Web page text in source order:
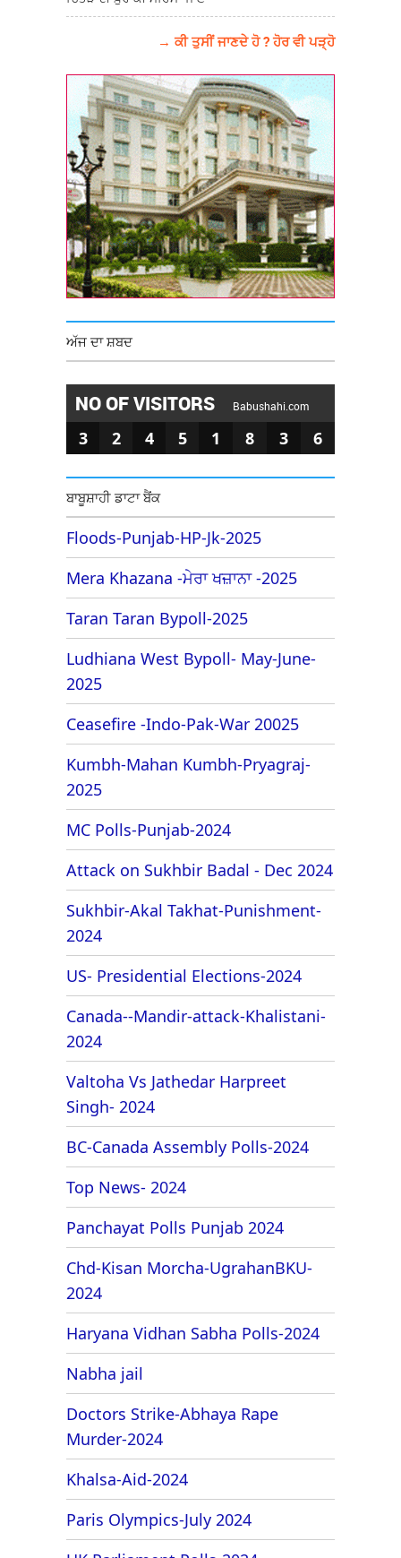
→ ਕੀ ਤੁਸੀਂ ਜਾਣਦੇ ਹੋ ? ਹੋਰ ਵੀ ਪੜ੍ਹੋ
ਅੱਜ ਦਾ ਸ਼ਬਦ
NO OF VISITORS Babushahi.com
3 2 4 5 1 8 3 6
ਬਾਬੂਸ਼ਾਹੀ ਡਾਟਾ ਬੈਂਕ
Floods-Punjab-HP-Jk-2025
Mera Khazana -ਮੇਰਾ ਖਜ਼ਾਨਾ -2025
Taran Taran Bypoll-2025
Ludhiana West Bypoll- May-June-
2025
Ceasefire -Indo-Pak-War 20025
Kumbh-Mahan Kumbh-Pryagraj-
2025
MC Polls-Punjab-2024
Attack on Sukhbir Badal - Dec 2024
Sukhbir-Akal Takhat-Punishment-
2024
US- Presidential Elections-2024
Canada--Mandir-attack-Khalistani-
2024
Valtoha Vs Jathedar Harpreet
Singh- 2024
BC-Canada Assembly Polls-2024
Top News- 2024
Panchayat Polls Punjab 2024
Chd-Kisan Morcha-UgrahanBKU-
2024
Haryana Vidhan Sabha Polls-2024
Nabha jail
Doctors Strike-Abhaya Rape
Murder-2024
Khalsa-Aid-2024
Paris Olympics-July 2024